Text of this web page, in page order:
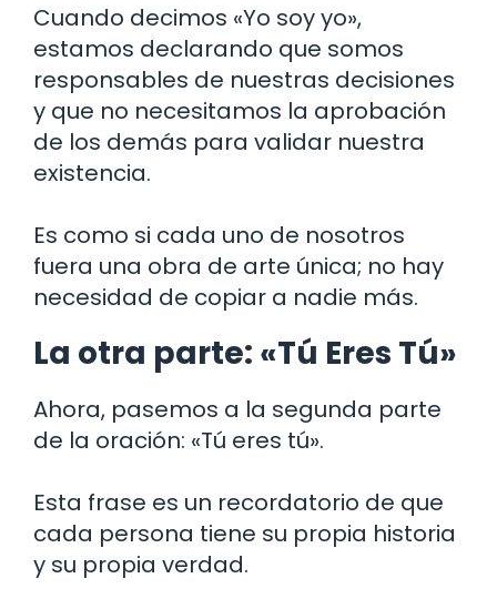
Cuando decimos «Yo soy yo»,
estamos declarando que somos
responsables de nuestras decisiones
y que no necesitamos la aprobación
de los demás para validar nuestra
existencia.
Es como si cada uno de nosotros
fuera una obra de arte única; no hay
necesidad de copiar a nadie más.
La otra parte: «Tú Eres Tú»
Ahora, pasemos a la segunda parte
de la oración: «Tú eres tú».
Esta frase es un recordatorio de que
cada persona tiene su propia historia
y su propia verdad.